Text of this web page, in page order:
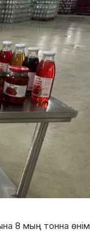
8 мың тонна өнім